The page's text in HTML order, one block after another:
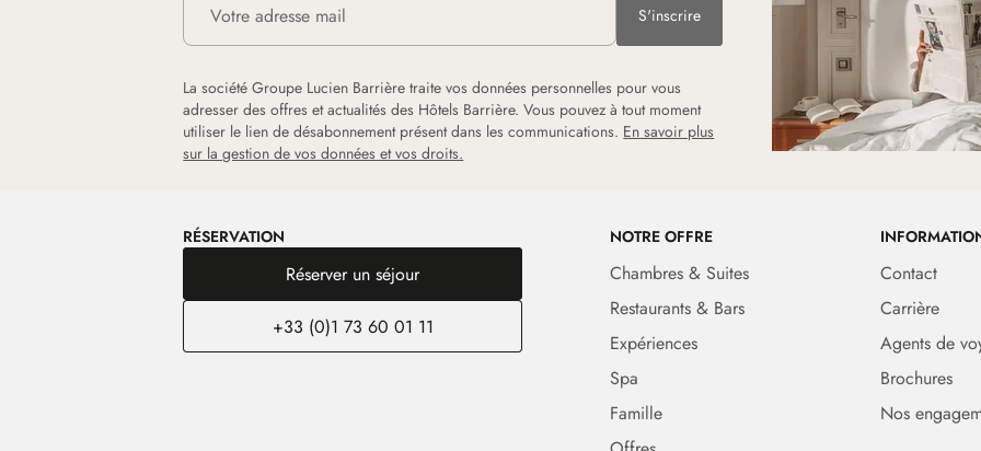
S'inscrire
La société Groupe Lucien Barrière traite vos données personnelles pour vous
adresser des offres et actualités des Hôtels Barrière. Vous pouvez à tout moment
utiliser le lien de désabonnement présent dans les communications. En savoir plus
sur la gestion de vos données et vos droits.
RÉSERVATION
Réserver un séjour
+33 (0)1 73 60 01 11
NOTRE OFFRE
Chambres & Suites
Restaurants & Bars
Expériences
Spa
Famille
Contact
Carrière
Agents de
Brochures
Nos